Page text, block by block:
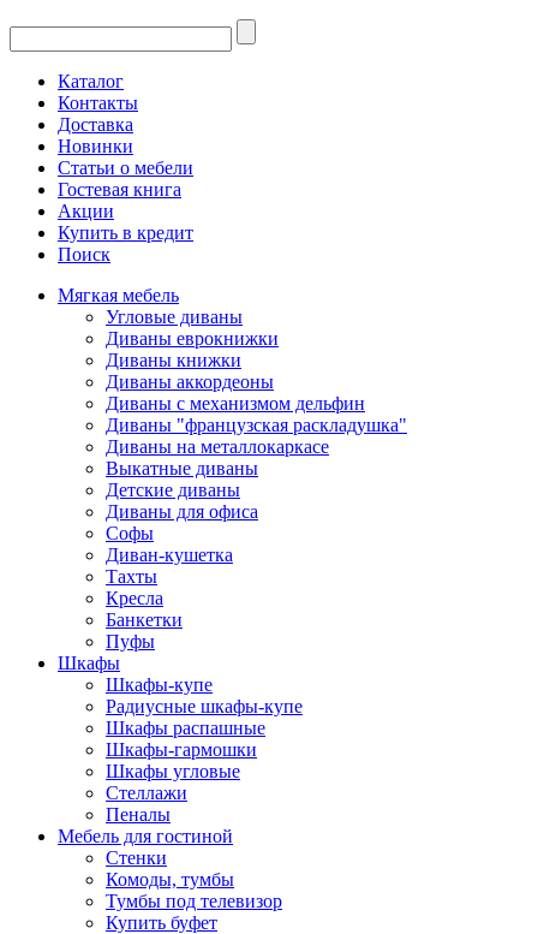
Каталог
Контакты
Доставка
Новинки
Статьи о мебели
Гостевая книга
Акции
Купить в кредит
Поиск
Мягкая мебель
Угловые диваны
Диваны еврокнижки
Диваны книжки
Диваны аккордеоны
Диваны с механизмом дельфин
Диваны "французская раскладушка"
Диваны на металлокаркасе
Выкатные диваны
Детские диваны
Диваны для офиса
Софы
Диван-кушетка
Тахты
Кресла
Банкетки
Пуфы
Шкафы
Шкафы-купе
Радиусные шкафы-купе
Шкафы распашные
Шкафы-гармошки
Шкафы угловые
Стеллажи
Пеналы
Мебель для гостиной
Стенки
Комоды, тумбы
Тумбы под телевизор
Купить буфет